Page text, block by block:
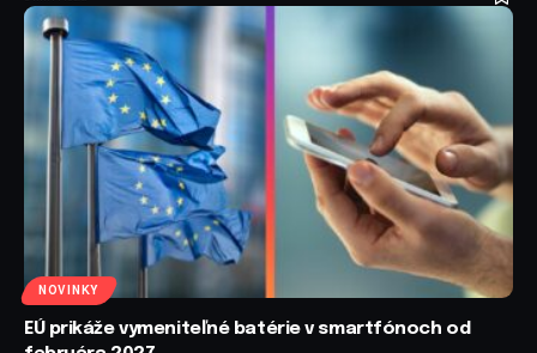
NOVINKY
EÚ prikáže vymeniteľné batérie v smartfónoch od